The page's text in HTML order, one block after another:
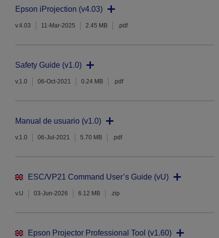
Epson iProjection (v4.03)
v.4.03 11-Mar-2025 2.45 MB .pdf
Safety Guide (v1.0)
v.1.0 06-Oct-2021 0.24 MB .pdf
Manual de usuario (v1.0)
v.1.0 06-Jul-2021 5.70 MB .pdf
ESC/VP21 Command User’s Guide (vU)
v.U 03-Jun-2026 6.12 MB .zip
Epson Projector Professional Tool (v1.60)